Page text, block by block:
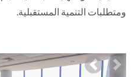
ومتطلبات التنمية المستقبلية.
Previous